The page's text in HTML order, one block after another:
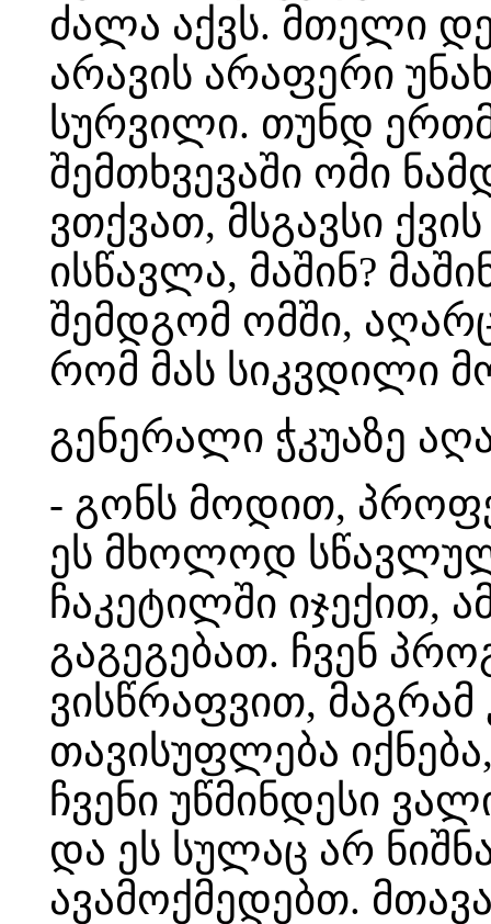
ძალა აქვს. მთელი
არავის არაფერი
სურვილი. თუნდ
შემთხვევაში ომი
ვთქვათ, მსგავსი
ისწავლა, მაშინ?
შემდგომ ომში,
რომ მას სიკვდილი
გენერალი ჭკუაზე
- გონს მოდით,
ეს მხოლოდ
ჩაკეტილში იჯექით,
გაგეგებათ. ჩვენ
ვისწრაფვით, მაგრამ
თავისუფლება
ჩვენი უწმინდესი
და ეს სულაც არ
ავამოქმედებთ.